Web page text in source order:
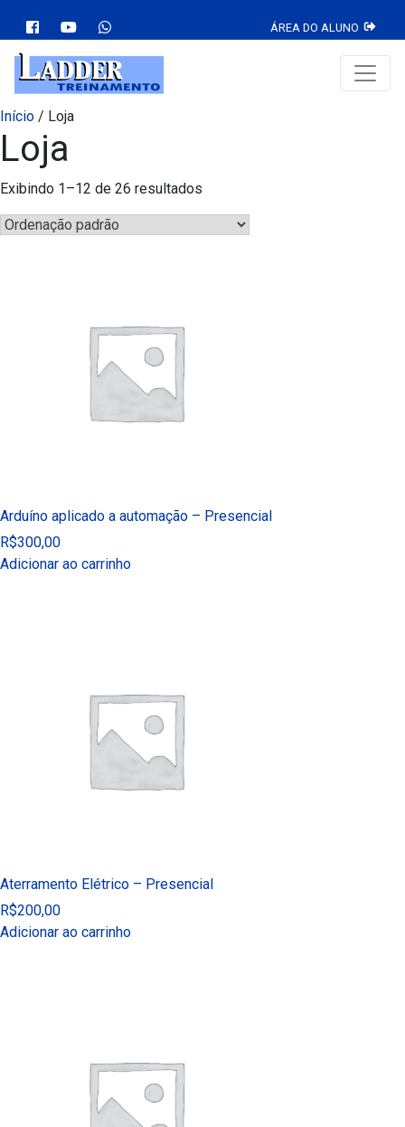
ÁREA DO ALUNO
Início / Loja
Loja
Exibindo 1–12 de 26 resultados
Arduíno aplicado a automação – Presencial
R$300,00
Adicionar ao carrinho
Aterramento Elétrico – Presencial
R$200,00
Adicionar ao carrinho